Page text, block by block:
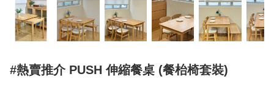
#熱賣推介 PUSH 伸縮餐桌 (餐枱椅套裝)